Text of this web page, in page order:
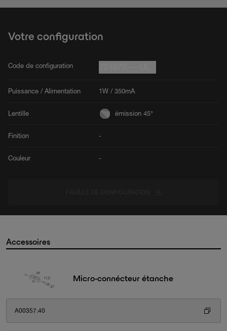
Votre configuration
Code de configuration
Puissance / Alimentation 1W / 350mA
Lentille émission 45°
Finition -
Couleur -
Accessoires
Micro-connécteur étanche
A00357.40